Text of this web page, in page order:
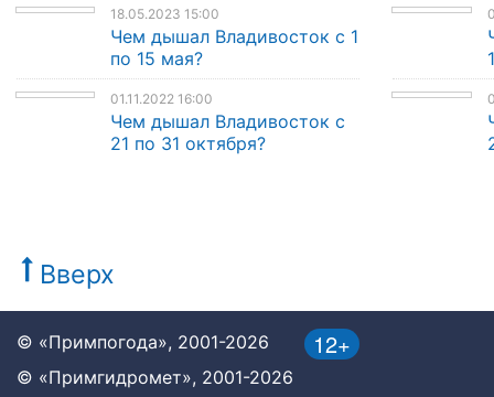
18.05.2023 15:00
Чем дышал Владивосток с 1
по 15 мая?
01.11.2022 16:00
Чем дышал Владивосток с
21 по 31 октября?
Вверх
12+
© «Примпогода», 2001-2026
© «Примгидромет», 2001-2026